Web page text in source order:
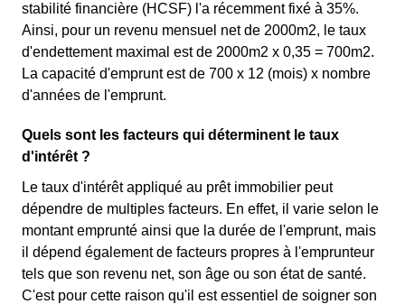
stabilité financière (HCSF) l'a récemment fixé à 35%.
Ainsi, pour un revenu mensuel net de 2000m2, le taux
d'endettement maximal est de 2000m2 x 0,35 = 700m2.
La capacité d'emprunt est de 700 x 12 (mois) x nombre
d'années de l'emprunt.
Quels sont les facteurs qui déterminent le taux
d'intérêt ?
Le taux d'intérêt appliqué au prêt immobilier peut
dépendre de multiples facteurs. En effet, il varie selon le
montant emprunté ainsi que la durée de l'emprunt, mais
il dépend également de facteurs propres à l'emprunteur
tels que son revenu net, son âge ou son état de santé.
C'est pour cette raison qu'il est essentiel de soigner son